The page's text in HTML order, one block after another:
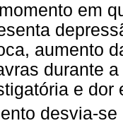
em
aumento
durante
e dor
desvia-